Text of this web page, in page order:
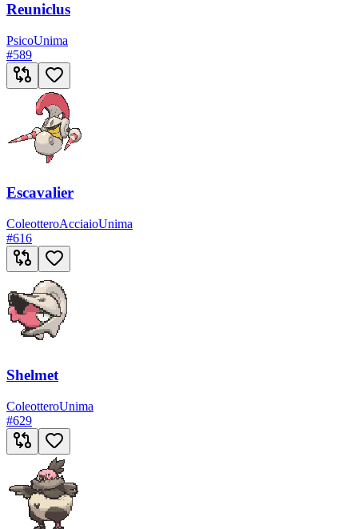
Reuniclus
PsicoUnima
#589
Escavalier
ColeotteroAcciaioUnima
#616
Shelmet
ColeotteroUnima
#629